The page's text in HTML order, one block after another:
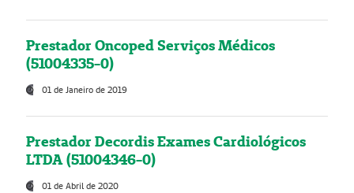
Prestador Oncoped Serviços Médicos
(51004335-0)
01 de Janeiro de 2019
Prestador Decordis Exames Cardiológicos
LTDA (51004346-0)
01 de Abril de 2020